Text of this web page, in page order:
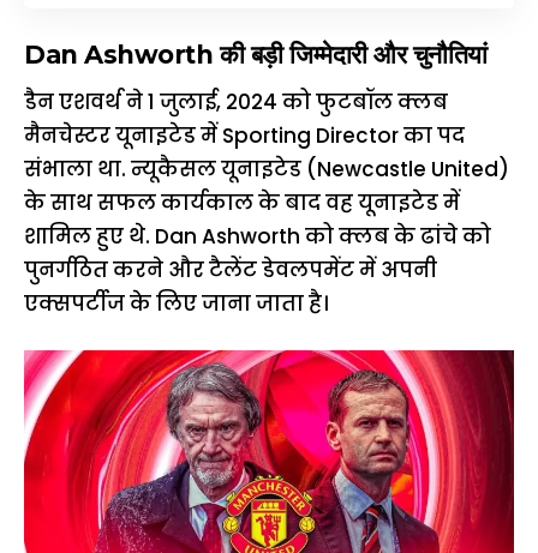
Dan Ashworth की बड़ी जिम्मेदारी और चुनौतियां
डैन एशवर्थ ने 1 जुलाई, 2024 को फुटबॉल क्लब
मैनचेस्टर यूनाइटेड में Sporting Director का पद
संभाला था. न्यूकैसल यूनाइटेड (Newcastle United)
के साथ सफल कार्यकाल के बाद वह यूनाइटेड में
शामिल हुए थे. Dan Ashworth को क्लब के ढांचे को
पुनर्गठित करने और टैलेंट डेवलपमेंट में अपनी
एक्सपर्टीज के लिए जाना जाता है।